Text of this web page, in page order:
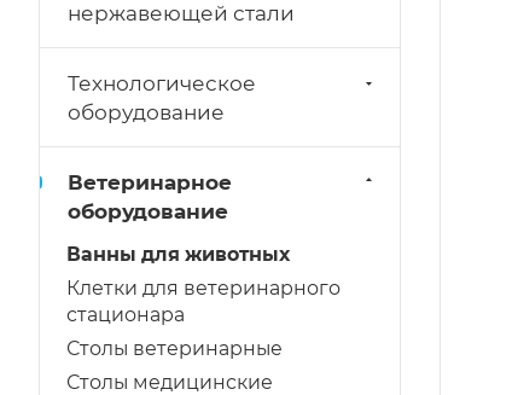
нержавеющей стали
Технологическое
оборудование
Ветеринарное
оборудование
Ванны для животных
Клетки для ветеринарного
стационара
Столы ветеринарные
Столы медицинские